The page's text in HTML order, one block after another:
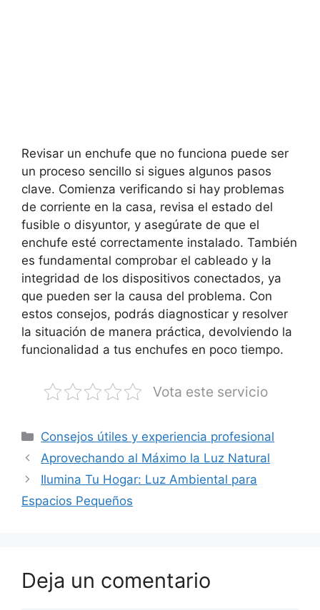
Revisar un enchufe que no funciona puede ser
un proceso sencillo si sigues algunos pasos
clave. Comienza verificando si hay problemas
de corriente en la casa, revisa el estado del
fusible o disyuntor, y asegúrate de que el
enchufe esté correctamente instalado. También
es fundamental comprobar el cableado y la
integridad de los dispositivos conectados, ya
que pueden ser la causa del problema. Con
estos consejos, podrás diagnosticar y resolver
la situación de manera práctica, devolviendo la
funcionalidad a tus enchufes en poco tiempo.
Vota este servicio
Categorías
Consejos útiles y experiencia profesional
Aprovechando al Máximo la Luz Natural
Ilumina Tu Hogar: Luz Ambiental para
Espacios Pequeños
Deja un comentario